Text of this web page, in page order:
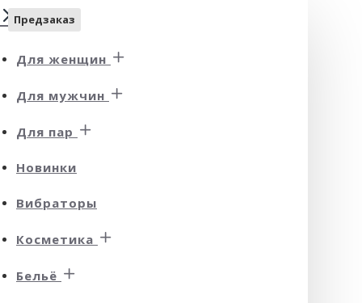
Для женщин
Для мужчин
Для пар
Новинки
Вибраторы
Косметика
Бельё
Предзаказ